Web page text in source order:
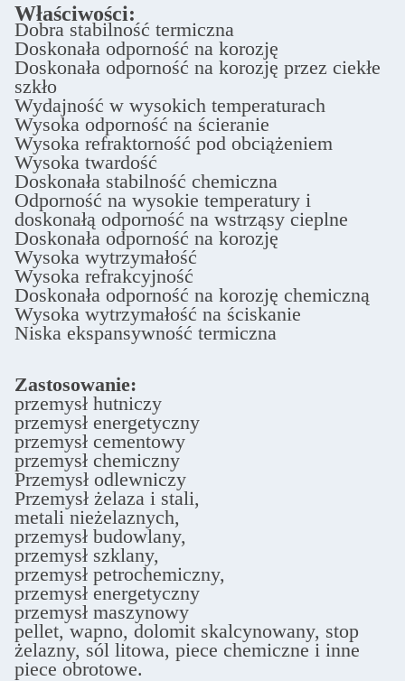
Właściwości:
Dobra stabilność termiczna
Doskonała odporność na korozję
Doskonała odporność na korozję przez ciekłe
szkło
Wydajność w wysokich temperaturach
Wysoka odporność na ścieranie
Wysoka refraktorność pod obciążeniem
Wysoka twardość
Doskonała stabilność chemiczna
Odporność na wysokie temperatury i
doskonałą odporność na wstrząsy cieplne
Doskonała odporność na korozję
Wysoka wytrzymałość
Wysoka refrakcyjność
Doskonała odporność na korozję chemiczną
Wysoka wytrzymałość na ściskanie
Niska ekspansywność termiczna
Zastosowanie:
przemysł hutniczy
przemysł energetyczny
przemysł cementowy
przemysł chemiczny
Przemysł odlewniczy
Przemysł żelaza i stali,
metali nieżelaznych,
przemysł budowlany,
przemysł szklany,
przemysł petrochemiczny,
przemysł energetyczny
przemysł maszynowy
pellet, wapno, dolomit skalcynowany, stop
żelazny, sól litowa, piece chemiczne i inne
piece obrotowe.